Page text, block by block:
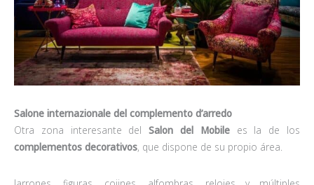
Salone internazionale del complemento d’arredo
Otra zona interesante delSalon del Mobilees la de los
complementos decorativos, que dispone de su propio área.